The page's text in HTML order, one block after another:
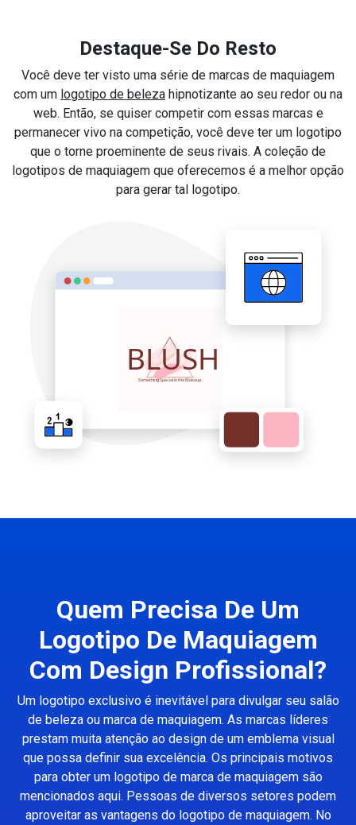
Destaque-Se Do Resto
Você deve ter visto uma série de marcas de maquiagem
com um logotipo de beleza hipnotizante ao seu redor ou na
web. Então, se quiser competir com essas marcas e
permanecer vivo na competição, você deve ter um logotipo
que o torne proeminente de seus rivais. A coleção de
logotipos de maquiagem que oferecemos é a melhor opção
para gerar tal logotipo.
Quem Precisa De Um
Logotipo De Maquiagem
Com Design Profissional?
Um logotipo exclusivo é inevitável para divulgar seu salão
de beleza ou marca de maquiagem. As marcas líderes
prestam muita atenção ao design de um emblema visual
que possa definir sua excelência. Os principais motivos
para obter um logotipo de marca de maquiagem são
mencionados aqui. Pessoas de diversos setores podem
aproveitar as vantagens do logotipo de maquiagem. No